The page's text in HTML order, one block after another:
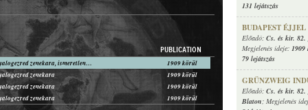
131 lejátszás
BUDAPEST
Előadó: Cs. és kir. 82.
Megjelenés ideje:
79 lejátszás
GRÜNZWEIG
Előadó: Cs. és kir. 82.
Blaton; Megjelenés
PUBLICATION
Cs. és kir. 82. gyalogezred zenekara, ismeretlen zenész (szárnykürt)
1909 körül
zenekara
1909 körül
zenekara
1909 körül
zenekara 1909 körül